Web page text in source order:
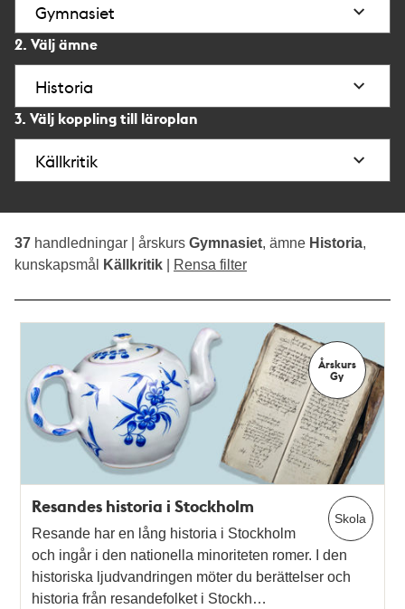
Årskurs
Gy
Skola
Resandes historia i Stockholm
Resande har en lång historia i Stockholm
och ingår i den nationella minoriteten romer. I den
historiska ljudvandringen möter du berättelser och
historia från resandefolket i Stockh…